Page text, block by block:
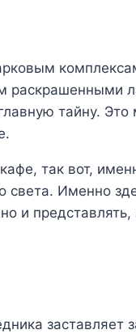
раскрашенными
тайну.
так вот,
Именно
и
заставляет